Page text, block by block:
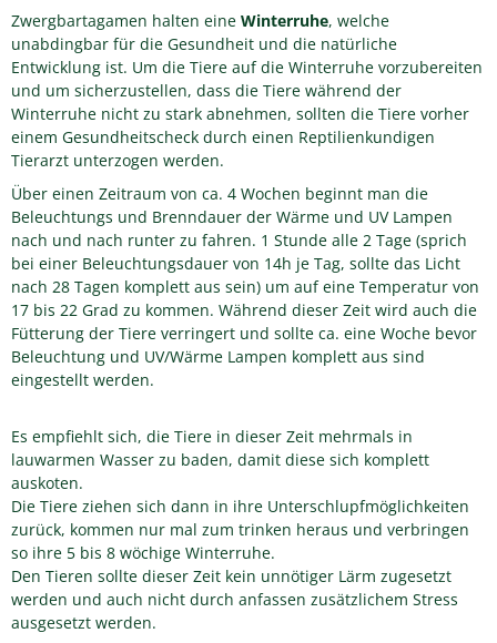
Zwergbartagamen halten eine Winterruhe, welche
unabdingbar für die Gesundheit und die natürliche
Entwicklung ist. Um die Tiere auf die Winterruhe vorzubereiten
und um sicherzustellen, dass die Tiere während der
Winterruhe nicht zu stark abnehmen, sollten die Tiere vorher
einem Gesundheitscheck durch einen Reptilienkundigen
Tierarzt unterzogen werden.
Über einen Zeitraum von ca. 4 Wochen beginnt man die
Beleuchtungs und Brenndauer der Wärme und UV Lampen
nach und nach runter zu fahren. 1 Stunde alle 2 Tage (sprich
bei einer Beleuchtungsdauer von 14h je Tag, sollte das Licht
nach 28 Tagen komplett aus sein) um auf eine Temperatur von
17 bis 22 Grad zu kommen. Während dieser Zeit wird auch die
Fütterung der Tiere verringert und sollte ca. eine Woche bevor
Beleuchtung und UV/Wärme Lampen komplett aus sind
eingestellt werden.
Es empfiehlt sich, die Tiere in dieser Zeit mehrmals in
lauwarmen Wasser zu baden, damit diese sich komplett
auskoten.
Die Tiere ziehen sich dann in ihre Unterschlupfmöglichkeiten
zurück, kommen nur mal zum trinken heraus und verbringen
so ihre 5 bis 8 wöchige Winterruhe.
Den Tieren sollte dieser Zeit kein unnötiger Lärm zugesetzt
werden und auch nicht durch anfassen zusätzlichem Stress
ausgesetzt werden.